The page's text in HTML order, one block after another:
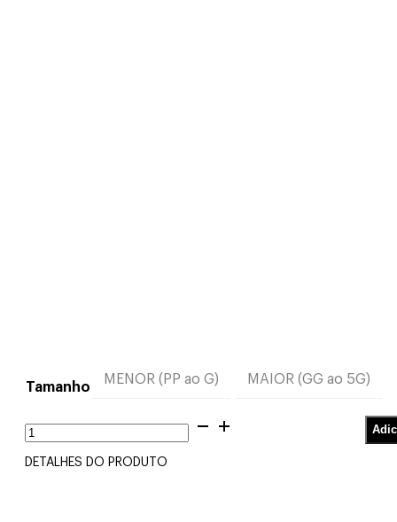
Tamanho
MENOR (PP ao G) MAIOR (GG ao 5G)
Cropped
Gola
Alta
Preto
DETALHES DO PRODUTO